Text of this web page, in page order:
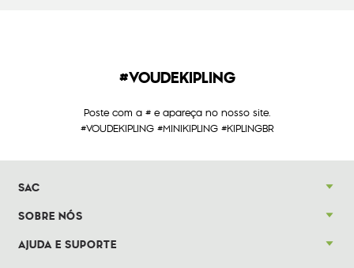
#VOUDEKIPLING
Poste com a # e apareça no nosso site.
#VOUDEKIPLING #MINIKIPLING #KIPLINGBR
SAC
SOBRE NÓS
AJUDA E SUPORTE